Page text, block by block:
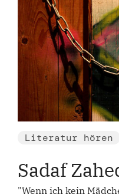
Literatur hören
Sadaf
"Wenn ich kein